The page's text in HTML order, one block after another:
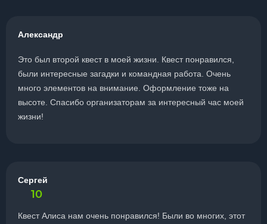
Александр
Это был второй квест в моей жизни. Квест понравился,
были интересные загадки и командная работа. Очень
много элементов на внимание. Оформление тоже на
высоте. Спасибо организаторам за интересный час моей
жизни!
Сергей
10
Квест Алиса нам очень понравился! Были во многих, этот